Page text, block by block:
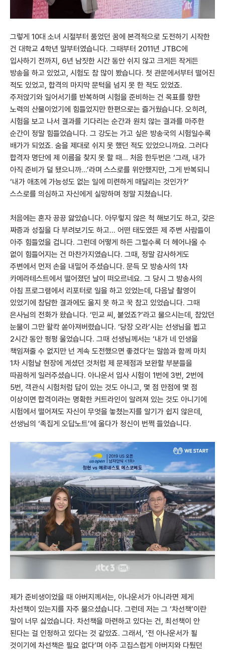
그렇게 10대 소녀 시절부터 품었던 꿈에 본격적으로 도전하기 시작한
건 대학교 4학년 말부터였습니다. 그때부터 2011년 JTBC에
입사하기 전까지, 6년 남짓한 시간 동안 쉬지 않고 크게든 작게든
방송을 하고 있었고, 시험도 참 많이 봤습니다. 첫 관문에서부터 떨어진
적도 있었고, 합격의 마지막 문턱을 넘지 못 한 적도 있었죠.
주저앉기와 일어서기를 반복하며 시험을 준비하는 건 목표를 향한
노력의 산물이었기에 힘들었지만 한편으로는 즐거웠습니다. 오히려,
시험을 보고 나서 결과를 기다리는 순간과 원치 않는 결과를 마주한
순간이 정말 힘들었습니다. 그 강도는 가고 싶은 방송국의 시험일수록
배가가 되었죠. 숨을 제대로 쉬지 못 했던 적도 있었으니까요. 그러다
합격자 명단에 제 이름을 찾지 못 할 때… 처음 한두번은 ‘그래, 내가
아직 준비가 덜 됐으니까…’라며 스스로를 위안했지만, 그게 반복되니
‘내가 애초에 가능성도 없는 일에 미련하게 매달리는 것인가?’
스스로를 의심하고 자신에게 실망하며 정말 지쳤습니다.
처음에는 혼자 끙끙 앓았습니다. 아무렇지 않은 척 해보기도 하고, 갖은
짜증과 성질을 다 부려보기도 하고… 어떤 태도였든 제 주변 사람들이
아주 힘들었을 겁니다. 그런데 어떻게 하든 그럴수록 더 헤어나올 수
없이 힘들어지는 건 마찬가지였습니다. 그때, 정말 감사하게도
주변에서 먼저 손을 내밀어 주셨습니다. 문득 모 방송사의 1차
카메라테스트에서 떨어졌던 날이 떠오르네요. 그 당시 그 방송사의
아침 프로그램에서 리포터로 일을 하고 있었는데, 다음날 촬영이
있었기에 참담한 결과에도 울지 못 하고 꾹 참고 있었습니다. 그때
은사님의 전화가 왔습니다. ‘민교 씨, 붙었죠?’라고 물으시는데, 참았던
눈물이 그만 왈칵 쏟아져버렸습니다. ‘당장 오라’시는 선생님을 뵙고
2시간 동안 펑펑 울었습니다. 그때 선생님께서는 ‘내가 네 인생을
책임져줄 수 없지만 넌 계속 도전했으면 좋겠다’는 말씀과 함께 마치
1차 시험날 현장에 계셨던 것처럼 제 문제점과 보완할 부분들을
따끔하게 일러주셨습니다. 아나운서 입사 시험이 1번에 3번, 2번에
5번, 객관식 시험처럼 답이 있는 것도 아니고, 몇 점 만점에 몇 점
이상이면 합격이라는 명확한 커트라인이 알려져 있는 것도 아니기에
시험에서 떨어져도 자신이 무엇을 놓쳤는지를 알기가 쉽지 않은데,
선생님의 ‘족집게 오답노트’에 울다가 정신이 번쩍 들었습니다.
제가 준비생이었을 때 아버지께서는, 아나운서가 아니라면 제게
차선책이 있는지를 자주 물으셨습니다. 그런데 저는 그 ‘차선책’이란
말이 너무 싫었습니다. 차선책을 마련하고 있다는 건, 최선책이 안
된다는 걸 인정하고 있다는 것 같았죠. 그래서, ‘전 아나운서가 될
것이기에 차선책은 필요 없다’며 아주 고집스럽게 아버지와 다퉜던